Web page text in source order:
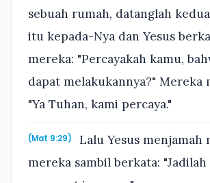
sebuah rumah, datanglah
itu kepada-Nya dan Yesus
mereka: "Percayakah kamu,
dapat melakukannya?" Mereka
"Ya Tuhan, kami percaya."
(Mat 9:29)
Lalu Yesus menjamah
mereka sambil berkata: